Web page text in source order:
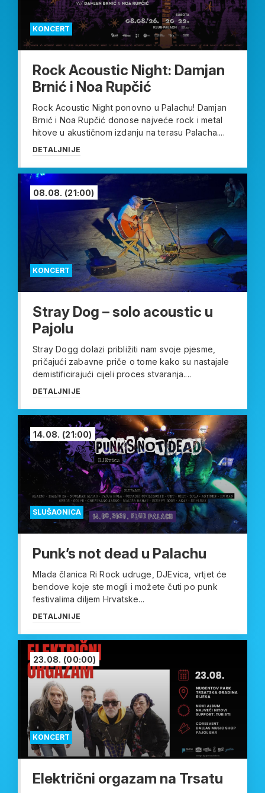
KONCERT
Rock Acoustic Night: Damjan
Brnić i Noa Rupčić
Rock Acoustic Night ponovno u Palachu! Damjan
Brnić i Noa Rupčić donose najveće rock i metal
hitove u akustičnom izdanju na terasu Palacha....
DETALJNIJE
KONCERT
08.08. (21:00)
Stray Dog – solo acoustic u
Pajolu
Stray Dogg dolazi približiti nam svoje pjesme,
pričajući zabavne priče o tome kako su nastajale
demistificirajući cijeli proces stvaranja....
DETALJNIJE
SLUŠAONICA
14.08. (21:00)
Punk’s not dead u Palachu
Mlada članica Ri Rock udruge, DJEvica, vrtjet će
bendove koje ste mogli i možete čuti po punk
festivalima diljem Hrvatske...
DETALJNIJE
KONCERT
23.08. (00:00)
Električni orgazam na Trsatu